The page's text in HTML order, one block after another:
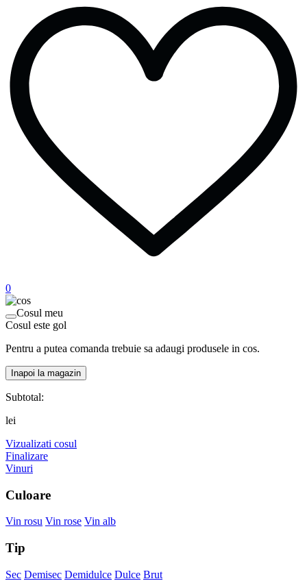
0
Cosul meu
Cosul este gol
Pentru a putea comanda trebuie sa adaugi produsele in cos.
Inapoi la magazin
Subtotal:
lei
Vizualizati cosul
Finalizare
Vinuri
Culoare
Vin rosu Vin rose Vin alb
Tip
Sec Demisec Demidulce Dulce Brut